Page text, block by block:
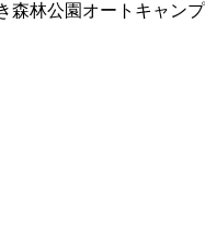
森林公園オートキャン